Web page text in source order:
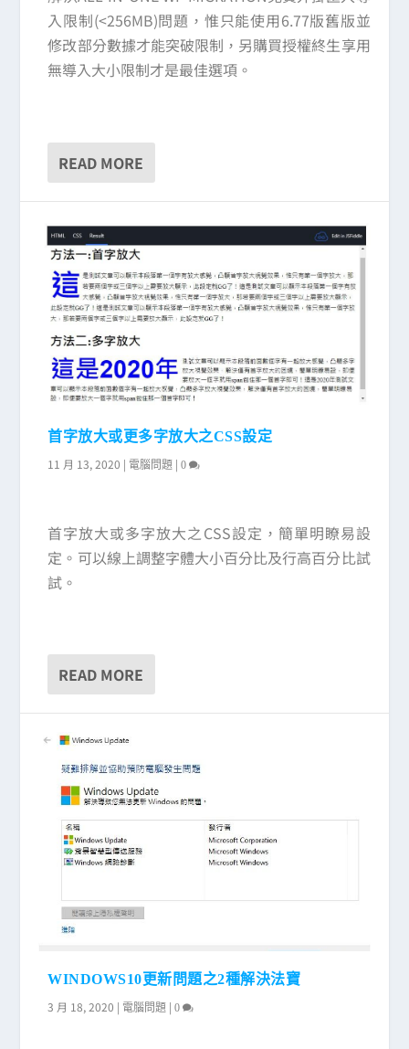
入限制(<256MB)問題，惟只能使用6.77版舊版並
修改部分數據才能突破限制，另購買授權終生享用
無導入大小限制才是最佳選項。
READ MORE
首字放大或更多字放大之CSS設定
11 月 13, 2020 | 電腦問題 |0
首字放大或多字放大之CSS設定，簡單明瞭易設
定。可以線上調整字體大小百分比及行高百分比試
試。
READ MORE
WINDOWS10更新問題之2種解決法寶
3 月 18, 2020 | 電腦問題 |0